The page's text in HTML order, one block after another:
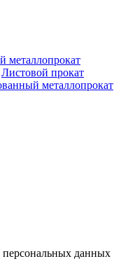
Листовой прокат
металлопрокат
персональных данных